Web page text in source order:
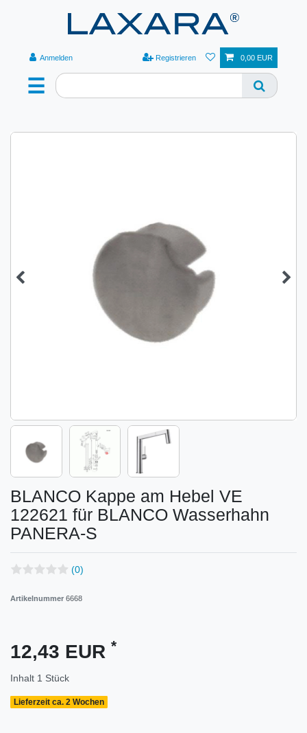
☰
Anmelden Registrieren 0,00 EUR
BLANCO Kappe am Hebel VE
122621 für BLANCO Wasserhahn
PANERA-S
(0)
Artikelnummer 6668
12,43 EUR *
Inhalt 1 Stück
Lieferzeit ca. 2 Wochen